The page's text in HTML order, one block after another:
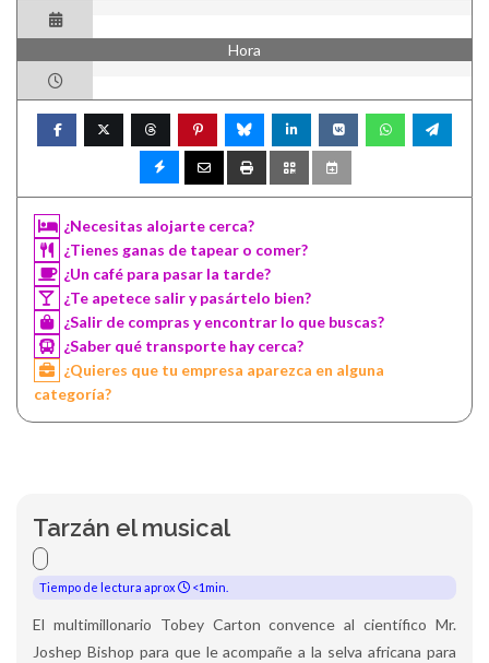
Hora
¿Necesitas alojarte cerca?
¿Tienes ganas de tapear o comer?
¿Un café para pasar la tarde?
¿Te apetece salir y pasártelo bien?
¿Salir de compras y encontrar lo que buscas?
¿Saber qué transporte hay cerca?
¿Quieres que tu empresa aparezca en alguna
categoría?
Tarzán el musical
Tiempo de lectura aprox <1min.
El multimillonario Tobey Carton convence al científico Mr.
Joshep Bishop para que le acompañe a la selva africana para